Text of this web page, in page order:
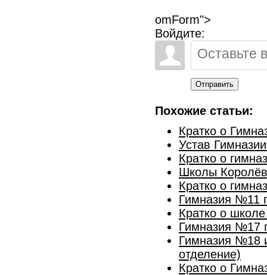
omForm">
Войдите:
Отправить
Похожие статьи:
Кратко о
Устав
Кратко о
Школы
Кратко о
Гимназия №11
Кратко о
Гимназия №17
Гимназия №18
отделение)
Кратко о